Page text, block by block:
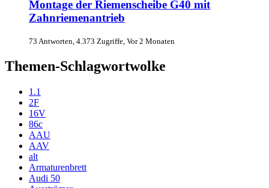
Montage der Riemenscheibe G40 mit
Zahnriemenantrieb
73 Antworten, 4.373 Zugriffe, Vor 2 Monaten
Themen-Schlagwortwolke
1.1
2F
16V
86c
AAU
AAV
alt
Armaturenbrett
Audi 50